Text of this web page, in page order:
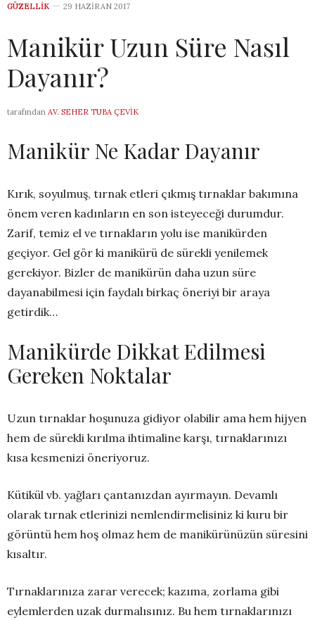
GÜZELLIK 29 HAZIRAN 2017
Manikür Uzun Süre Nasıl
Dayanır?
tarafından AV. SEHER TUBA ÇEVIK
Manikür Ne Kadar Dayanır
Kırık, soyulmuş, tırnak etleri çıkmış tırnaklar bakımına
önem veren kadınların en son isteyeceği durumdur.
Zarif, temiz el ve tırnakların yolu ise manikürden
geçiyor. Gel gör ki manikürü de sürekli yenilemek
gerekiyor. Bizler de manikürün daha uzun süre
dayanabilmesi için faydalı birkaç öneriyi bir araya
getirdik…
Manikürde Dikkat Edilmesi
Gereken Noktalar
Uzun tırnaklar hoşunuza gidiyor olabilir ama hem hijyen
hem de sürekli kırılma ihtimaline karşı, tırnaklarınızı
kısa kesmenizi öneriyoruz.
Kütikül vb. yağları çantanızdan ayırmayın. Devamlı
olarak tırnak etlerinizi nemlendirmelisiniz ki kuru bir
görüntü hem hoş olmaz hem de manikürünüzün süresini
kısaltır.
Tırnaklarınıza zarar verecek; kazıma, zorlama gibi
eylemlerden uzak durmalısınız. Bu hem tırnaklarınızı